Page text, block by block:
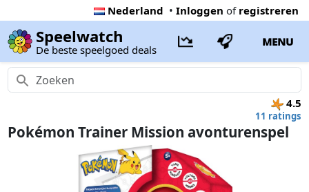
Nederland • Inloggen of registreren
Speelwatch
De beste speelgoed deals
MENU
4.5
11 ratings
Pokémon Trainer Mission avonturenspel